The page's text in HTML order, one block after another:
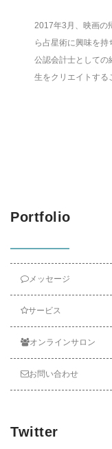
2017年3月、映画の
ら占星術に興味を
公認会計士としての
生をクリエイトする
Portfolio
メッセージ
サービス
オンラインサロン
お問い合わせ
Twitter